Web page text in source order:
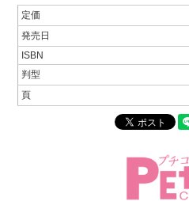
定価
発売日
ISBN
判型
頁